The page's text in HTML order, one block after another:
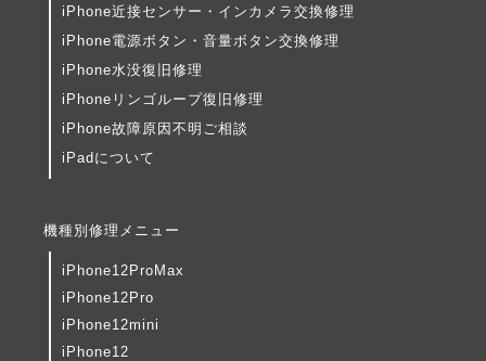
iPhone近接センサー・インカメラ交換修理
iPhone電源ボタン・音量ボタン交換修理
iPhone水没復旧修理
iPhoneリンゴループ復旧修理
iPhone故障原因不明ご相談
iPadについて
機種別修理メニュー
iPhone12ProMax
iPhone12Pro
iPhone12mini
iPhone12